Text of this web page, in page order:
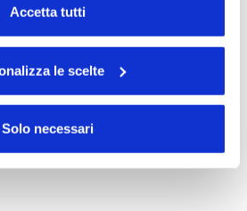
è possibile esprimere la propria
ciascuna categoria di cookie del
Accetta tutti
le scelte
Solo necessari